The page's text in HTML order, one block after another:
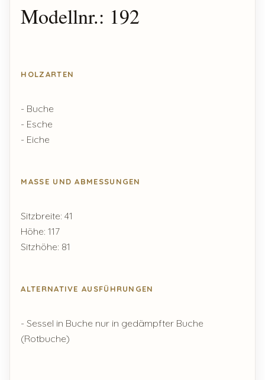
Modellnr.: 192
HOLZARTEN
- Buche
- Esche
- Eiche
MASSE UND ABMESSUNGEN
Sitzbreite: 41
Höhe: 117
Sitzhöhe: 81
ALTERNATIVE AUSFÜHRUNGEN
- Sessel in Buche nur in gedämpfter Buche
(Rotbuche)